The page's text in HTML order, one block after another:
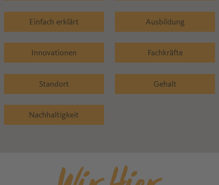
Einfach erklärt Ausbildung
Innovationen Fachkräfte
Standort Gehalt
Nachhaltigkeit